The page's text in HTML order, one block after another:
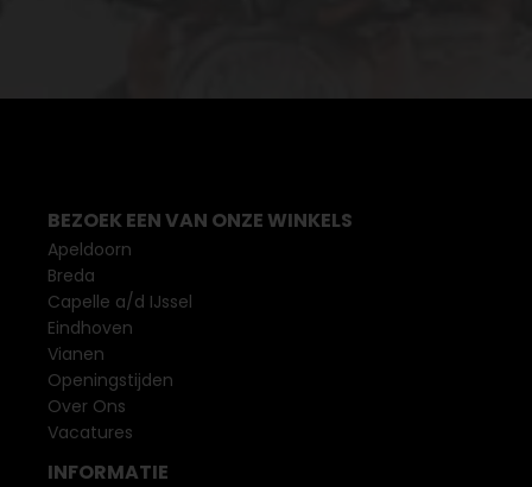
BEZOEK EEN VAN ONZE WINKELS
Apeldoorn
Breda
Capelle a/d IJssel
Eindhoven
Vianen
Openingstijden
Over Ons
Vacatures
INFORMATIE